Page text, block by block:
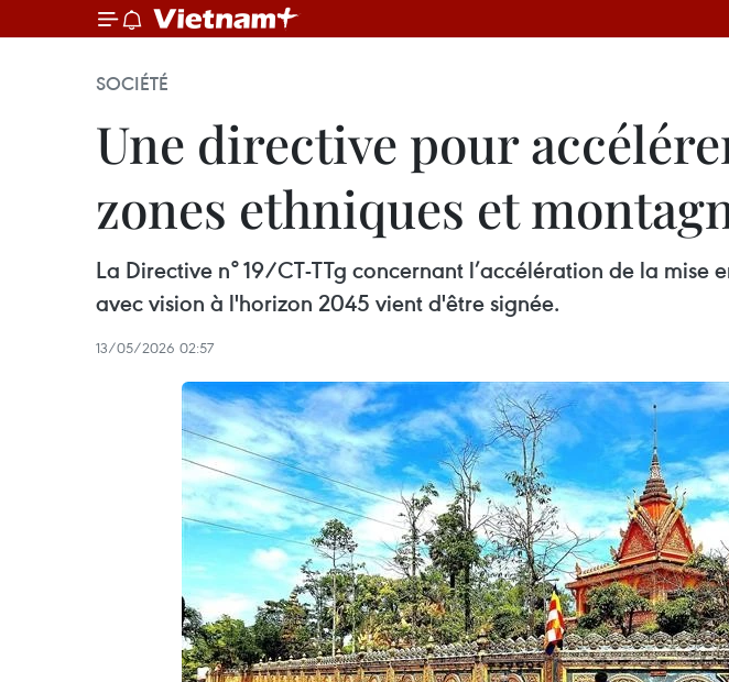
SOCIÉTÉ
Une directive pour
zones ethniques et
La Directive n° 19/CT-TTg concernant l’accélération de la
avec vision à l'horizon 2045 vient d'être signée.
13/05/2026 02:57